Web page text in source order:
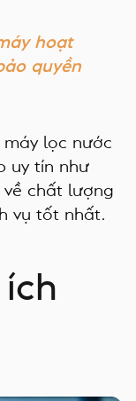
hoạt
quyền
máy lọc nước
uy tín như
về chất lượng
vụ tốt nhất.